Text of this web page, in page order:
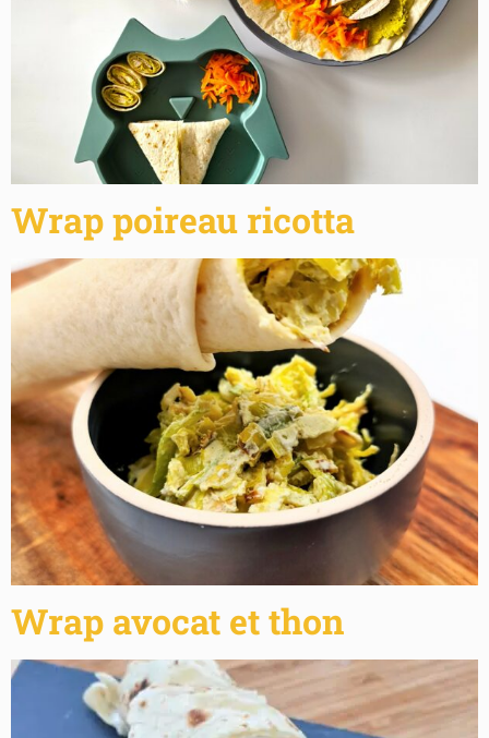
Wrap poireau ricotta
Wrap avocat et thon